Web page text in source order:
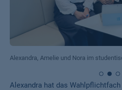
Alexandra, Amelie und Nora im
Alexandra hat das